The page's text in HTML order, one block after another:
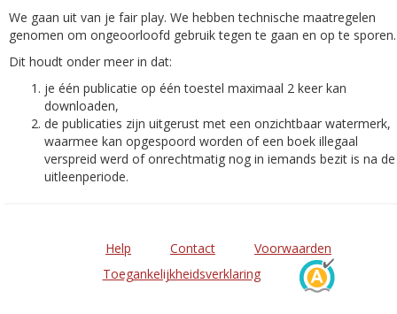
We gaan uit van je fair play. We hebben technische maatregelen
genomen om ongeoorloofd gebruik tegen te gaan en op te sporen.
Dit houdt onder meer in dat:
je één publicatie op één toestel maximaal 2 keer kan
downloaden,
de publicaties zijn uitgerust met een onzichtbaar watermerk,
waarmee kan opgespoord worden of een boek illegaal
verspreid werd of onrechtmatig nog in iemands bezit is na de
uitleenperiode.
Help Contact
Voorwaarden
Toegankelijkheidsverklaring